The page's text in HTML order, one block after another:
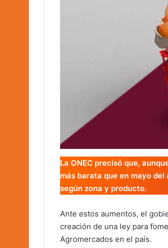
La ONEC precisó que,
más barata que en mayo
según zona y producto.
Ante estos aumentos, el
creación de una ley para
Agromercados en el país.